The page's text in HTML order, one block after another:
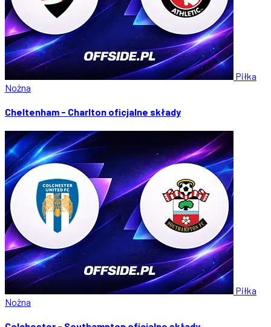
Piłka
Nożna
Cheltenham - Charlton oficjalne składy
Piłka
Nożna